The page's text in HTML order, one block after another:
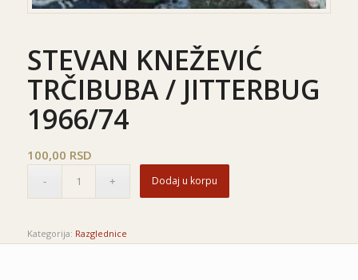
STEVAN KNEŽEVIĆ
TRČIBUBA / JITTERBUG
1966/74
100,00 RSD
Dodaj u korpu
Kategorija: Razglednice